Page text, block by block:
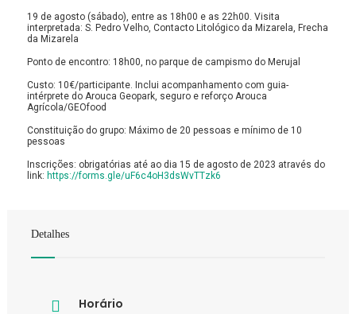
19 de agosto (sábado), entre as 18h00 e as 22h00. Visita
interpretada: S. Pedro Velho, Contacto Litológico da Mizarela, Frecha
da Mizarela
Ponto de encontro: 18h00, no parque de campismo do Merujal
Custo: 10€/participante. Inclui acompanhamento com guia-
intérprete do Arouca Geopark, seguro e reforço Arouca
Agrícola/GEOfood
Constituição do grupo: Máximo de 20 pessoas e mínimo de 10
pessoas
Inscrições: obrigatórias até ao dia 15 de agosto de 2023 através do
link: https://forms.gle/uF6c4oH3dsWvTTzk6
Detalhes
Horário